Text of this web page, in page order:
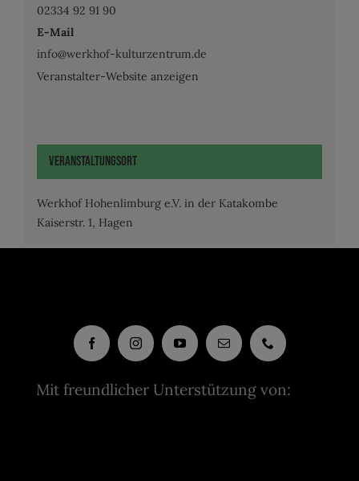
02334 92 91 90
E-Mail
info@werkhof-kulturzentrum.de
Veranstalter-Website anzeigen
Veranstaltungsort
Werkhof Hohenlimburg e.V. in der Katakombe
Kaiserstr. 1, Hagen
Mit freundlicher Unterstützung von: